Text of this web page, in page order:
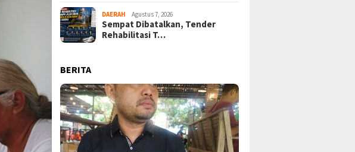
DAERAH Agustus 7, 2026
Sempat Dibatalkan, Tender
Rehabilitasi T…
BERITA